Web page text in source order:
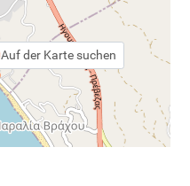
Auf der Karte suchen